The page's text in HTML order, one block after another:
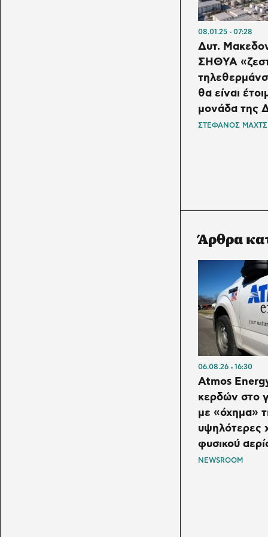
08.01.25 07:28
Δυτ.
ΣΗΘΥΑ
θα είναι
μονάδα της
ΣΤΕΦΑΝΟΣ
Άρθρα
06.08.26 16:30
Atmos
κερδών στο
με «όχημα»
υψηλότερες
φυσικού
NEWSROOM